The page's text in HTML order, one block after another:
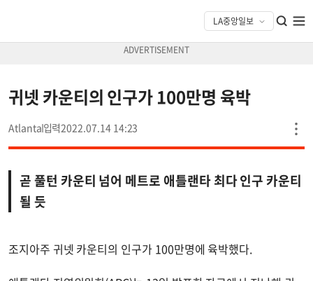
귀넷 카운티의 인구가 100만명 육박
Atlanta 2022.07.14 14:23
곧 풀턴 카운티 넘어 메트로 애틀랜타 최다 인구 카운티
될 듯
조지아주 귀넷 카운티의 인구가 100만명에 육박했다.